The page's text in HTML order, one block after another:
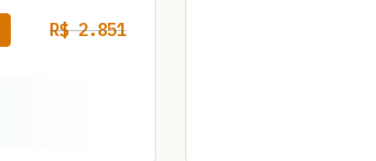
R$2.851